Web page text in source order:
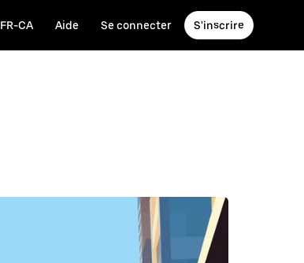
FR-CA Aide Se connecter S'inscrire